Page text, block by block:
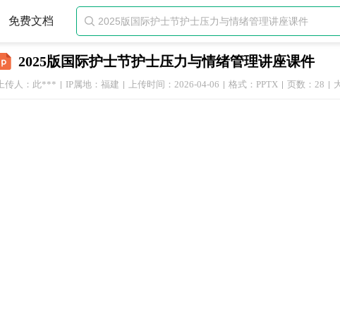
免费文档 
2025版国际护士节护士压力与情绪管理讲座课件
上传人：此*** IP属地：福建 上传时间：2026-04-06 格式：PPTX 页数：28